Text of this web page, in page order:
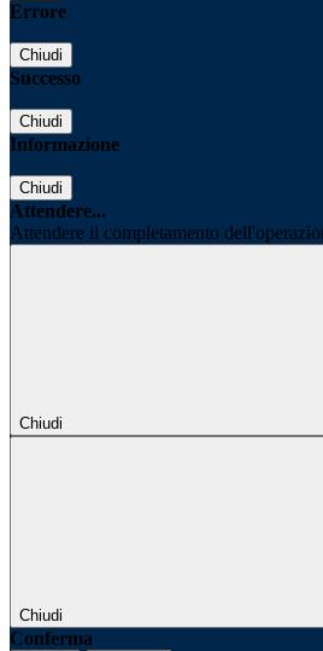
Errore
Chiudi
Successo
Chiudi
Informazione
Chiudi
Attendere...
Attendere il completamento
Chiudi
Chiudi
Conferma